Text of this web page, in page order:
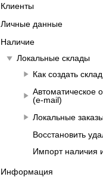
Клиенты
Личные данные
Наличие
play_arrow Локальные склады
play_arrow Как создать склад
play_arrow Автоматическое
(e-mail)
play_arrow Локальные
Восстановить
Импорт наличия
Информация